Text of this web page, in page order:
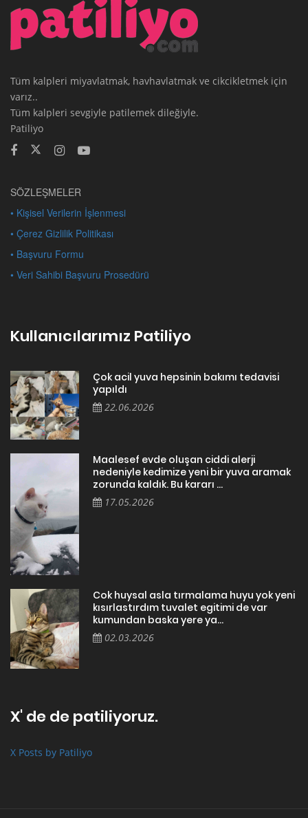
Tüm kalpleri miyavlatmak, havhavlatmak ve cikcikletmek için
varız..
Tüm kalpleri sevgiyle patilemek dileğiyle.
Patiliyo
SÖZLEŞMELER
• Kişisel Verilerin İşlenmesi
• Çerez Gizlilik Politikası
• Başvuru Formu
• Veri Sahibi Başvuru Prosedürü
Kullanıcılarımız Patiliyo
Çok acil yuva hepsinin bakımı tedavisi
yapıldı
22.06.2026
Maalesef evde oluşan ciddi alerji
nedeniyle kedimize yeni bir yuva aramak
zorunda kaldık. Bu kararı ...
17.05.2026
Cok huysal asla tırmalama huyu yok yeni
kısırlastırdım tuvalet egitimi de var
kumundan baska yere ya...
02.03.2026
X' de de patiliyoruz.
X Posts by Patiliyo